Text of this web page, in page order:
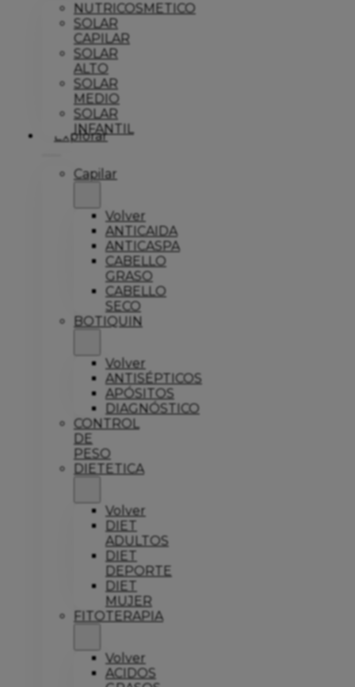
NUTRICOSMETICO
SOLAR
CAPILAR
SOLAR
ALTO
SOLAR
MEDIO
SOLAR
INFANTIL
Explorar
Capilar
Volver
ANTICAIDA
ANTICASPA
CABELLO
GRASO
CABELLO
SECO
BOTIQUIN
Volver
ANTISÉPTICOS
APÓSITOS
DIAGNÓSTICO
CONTROL
DE
PESO
DIETETICA
Volver
DIET
ADULTOS
DIET
DEPORTE
DIET
MUJER
FITOTERAPIA
Volver
ACIDOS